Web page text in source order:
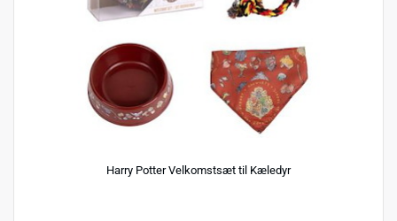
Harry Potter Velkomstsæt til Kæledyr